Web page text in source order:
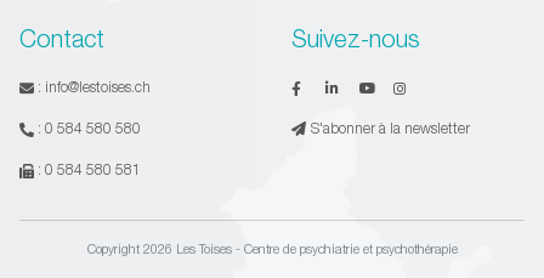
Contact
: info@lestoises.ch
: 0 584 580 580
: 0 584 580 581
Suivez-nous
S'abonner à la newsletter
Copyright 2026 Les Toises - Centre de psychiatrie et psychothérapie